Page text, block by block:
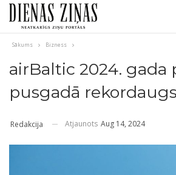
Sākums Bizness
airBaltic 2024. gada
pusgadā
Redakcija Atjaunots Aug 14, 2024